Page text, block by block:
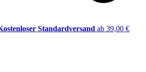
Standardversand ab 39,00 €